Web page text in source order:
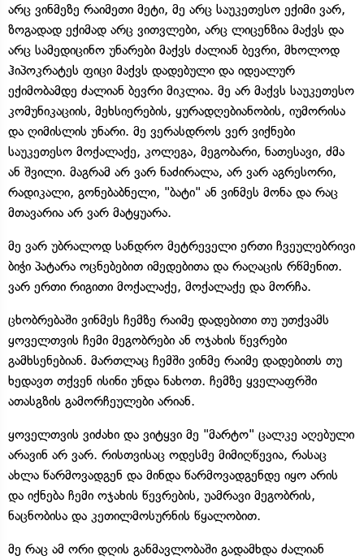
არც ვინმეზე რაიმეთი მეტი, მე არც საუკეთესო ექიმი ვარ,
ზოგადად ექიმად არც ვითვლები, არც ლიცენზია მაქვს და
არც სამედიცინო უნარები მაქვს ძალიან ბევრი, მხოლოდ
ჰიპოკრატეს ფიცი მაქვს დადებული და იდეალურ
ექიმობამდე ძალიან ბევრი მიკლია. მე არ მაქვს საუკეთესო
კომუნიკაციის, მეხსიერების, ყურადღებიანობის, იუმორისა
და ღიმისლის უნარი. მე ვერასდროს ვერ ვიქნები
საუკეთესო მოქალაქე, კოლეგა, მეგობარი, ნათესავი, ძმა
ან შვილი. მაგრამ არ ვარ ნაძირალა, არ ვარ აგრესორი,
რადიკალი, გონებაბნელი, "ბატი" ან ვინმეს მონა და რაც
მთავარია არ ვარ მატყუარა.
მე ვარ უბრალოდ სანდრო მეტრეველი ერთი ჩვეულებრივი
ბიჭი პატარა ოცნებებით იმედებითა და რაღაცის რწმენით.
ვარ ერთი რიგითი მოქალაქე, მოქალაქე და მორჩა.
ცხობრებაში ვინმეს ჩემზე რაიმე დადებითი თუ უთქვამს
ყოველთვის ჩემი მეგობრები ან ოჯახის წევრები
გამხსენებიან. მართლაც ჩემში ვინმე რაიმე დადებითს თუ
ხედავთ თქვენ ისინი უნდა ნახოთ. ჩემზე ყველაფრში
ათასგზის გამორჩეულები არიან.
ყოველთვის ვიძახი და ვიტყვი მე "მარტო" ცალკე აღებული
არავინ არ ვარ. რისთვისაც ოდესმე მიმიღწევია, რასაც
ახლა წარმოვადგენ და მინდა წარმოვადგენდე იყო არის
და იქნება ჩემი ოჯახის წევრების, უამრავი მეგობრის,
ნაცნობისა და კეთილმოსურნის წყალობით.
მე რაც ამ ორი დღის განმავლობაში გადამხდა ძალიან